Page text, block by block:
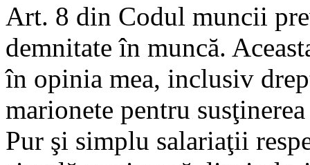
Art. 8 din Codul muncii
demnitate în muncă.
în opinia mea, inclusiv
marionete pentru
Pur şi simplu salariaţii